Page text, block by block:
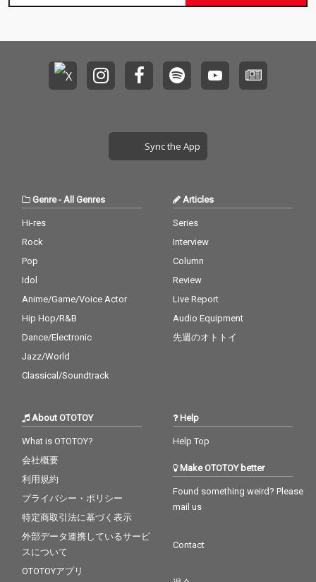
Sync the App
Genre- All Genres
Hi-res
Rock
Pop
Idol
Anime/Game/Voice Actor
Hip Hop/R&B
Dance/Electronic
Jazz/World
Classical/Soundtrack
Articles
Series
Interview
Column
Review
Live Report
Audio Equipment
先週のオトトイ
About OTOTOY
What is OTOTOY?
会社概要
利用規約
プライバシー・ポリシー
特定商取引法に基づく表示
外部データ連携しているサービ
スについて
OTOTOYアプリ
Help
Help Top
Make OTOTOY better
Found something weird? Please
mail us
Contact